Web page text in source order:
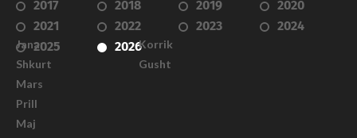
2017 2018 2019
2020
2021
2022 2023
2024
2025
2026
Janar
Shkurt
Mars
Prill
Maj
Korrik
Gusht